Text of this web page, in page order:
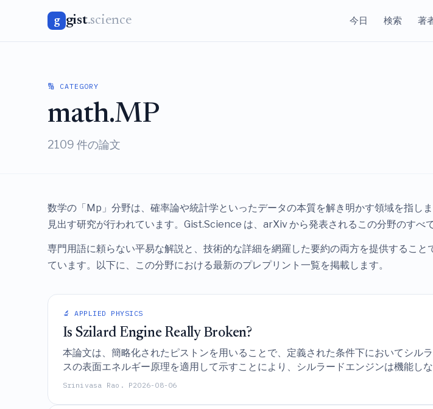
g gist.science 今日 検索 著
🔢 CATEGORY
math.MP
2109 件の論文
数学の「Mp」分野は、確率論や統計学といったデータの本質を解き明かす領域を指し
見出す研究が行われています。Gist.Science は、arXiv から発表されるこの分野のすべ
専門用語に頼らない平易な解説と、技術的な詳細を網羅した要約の両方を提供するこ
ています。以下に、この分野における最新のプレプリント一覧を掲載します。
🔬 APPLIED PHYSICS
Is Szilard Engine Really Broken?
本論文は、簡略化されたピストンを用いることで、定義された条件下においてシ
スの表面エネルギー原理を適用して示すことにより、シルラードエンジンは機能し
Srinivasa Rao. P2026-08-06